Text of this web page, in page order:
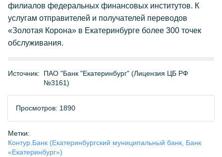
филиалов федеральных финансовых институтов. К
услугам отправителей и получателей переводов
«Золотая Корона» в Екатеринбурге более 300 точек
обслуживания.
Источник:
ПАО "Банк "Екатеринбург" (Лицензия ЦБ РФ
№3161)
Просмотров: 1890
Метки:
Контур.Банк (Екатеринбургский муниципальный банк, Банк
«Екатеринбург»)